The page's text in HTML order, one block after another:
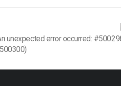
unexpected error occurred: